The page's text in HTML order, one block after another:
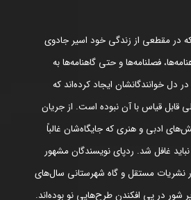
در مقطعی از زندگی خود اسیر جادوی
فصلنامه‌ها و حتی گاهنامه‌ها به
دل خوانندگانشان ایجاد کرده‌اند که
قابل قیاس با آن نبوده است. از جریان
ادبی و هنری که جایگاه‌شان غالباً
غافل شد. ردپای نویسندگان مشهور
نشریات مستقل و گاه شهرستانی سال‌های
شور در پی افکندن طرح‌هایی نو بوده‌اند.